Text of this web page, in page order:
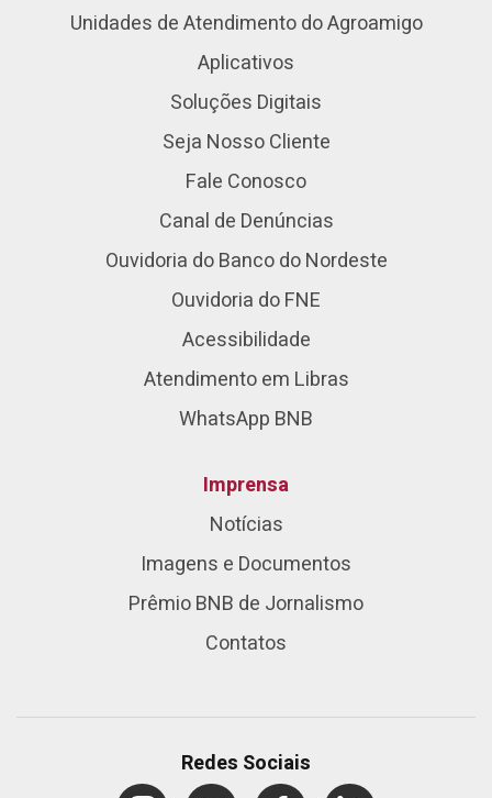
Unidades de Atendimento do Agroamigo
Aplicativos
Soluções Digitais
Seja Nosso Cliente
Fale Conosco
Canal de Denúncias
Ouvidoria do Banco do Nordeste
Ouvidoria do FNE
Acessibilidade
Atendimento em Libras
WhatsApp BNB
Imprensa
Notícias
Imagens e Documentos
Prêmio BNB de Jornalismo
Contatos
Redes Sociais